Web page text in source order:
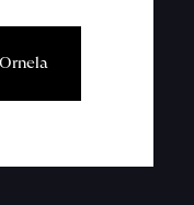
Ornela